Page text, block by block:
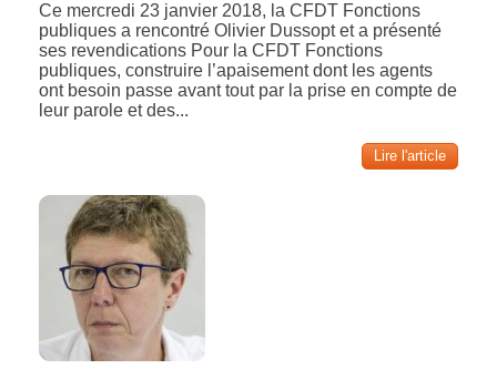
Ce mercredi 23 janvier 2018, la CFDT Fonctions
publiques a rencontré Olivier Dussopt et a présenté
ses revendications Pour la CFDT Fonctions
publiques, construire l’apaisement dont les agents
ont besoin passe avant tout par la prise en compte de
leur parole et des...
Lire l'article